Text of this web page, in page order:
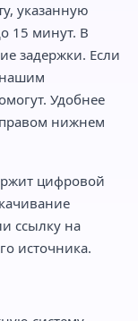
указанную
15 минут. В
задержки. Если
нашим
Удобнее
правом нижнем
цифровой
ссылку на
источника.